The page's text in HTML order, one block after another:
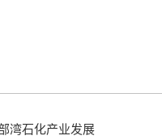
湾石化产业发展